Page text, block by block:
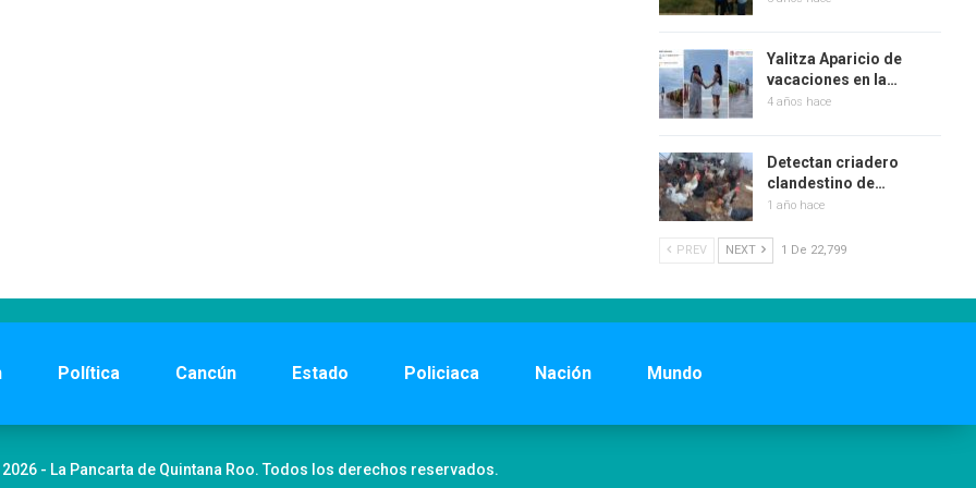
Yalitza Aparicio de
vacaciones en la…
4 años hace
Detectan criadero
clandestino de…
1 año hace
PREV NEXT 1 De 22,799
Política Cancún Estado Policiaca Nación Mundo
- La Pancarta de Quintana Roo. Todos los derechos reservados.